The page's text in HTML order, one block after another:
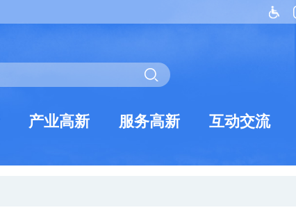
产业高新 服务高新 互动交流